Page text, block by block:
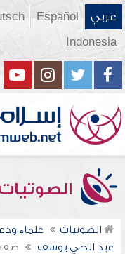
عربي Español
Indonesia
الصوتيات علماء
عبد الحي يوسف